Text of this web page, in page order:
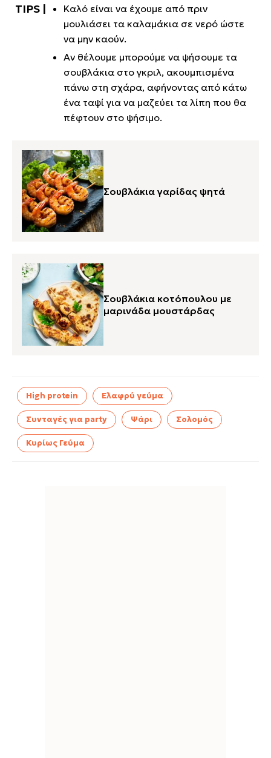
Καλό είναι να έχουμε από πριν
μουλιάσει τα καλαμάκια σε νερό ώστε
να μην καούν.
Αν θέλουμε μπορούμε να ψήσουμε τα
σουβλάκια στο γκριλ, ακουμπισμένα
πάνω στη σχάρα, αφήνοντας από κάτω
ένα ταψί για να μαζεύει τα λίπη που θα
πέφτουν στο ψήσιμο.
Σουβλάκια γαρίδας ψητά
Σουβλάκια κοτόπουλου με
μαρινάδα μουστάρδας
High protein Ελαφρύ γεύμα
Συνταγές για party Ψάρι Σολομός
Κυρίως Γεύμα